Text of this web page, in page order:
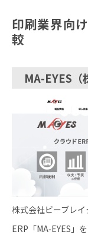
印刷業界向
較
MA-EYES（
株式会社ビーブレ
ERP「MA‑EYES」